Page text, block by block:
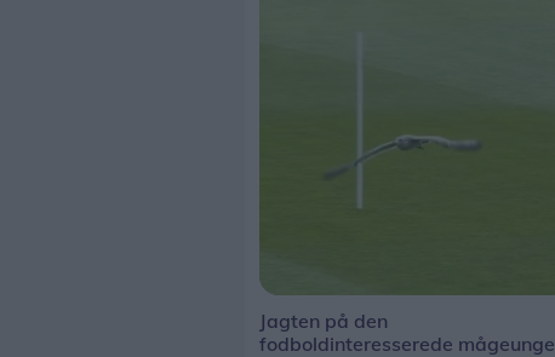
Jagten på den
fodboldinteresserede mågeunge